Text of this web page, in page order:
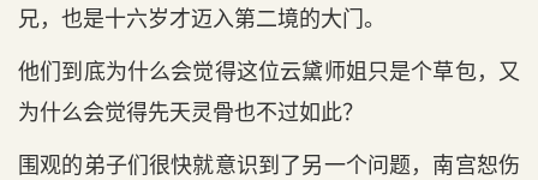
兄，也是十六岁才迈入第二境的大门。
他们到底为什么会觉得这位云黛师姐只是个草包，又
为什么会觉得先天灵骨也不过如此？
围观的弟子们很快就意识到了另一个问题，南宫恕伤